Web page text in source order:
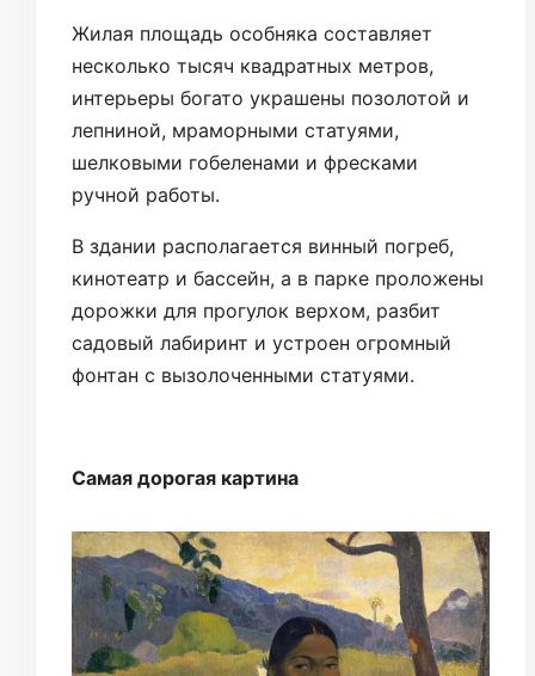
Жилая площадь особняка составляет
несколько тысяч квадратных метров,
интерьеры богато украшены позолотой и
лепниной, мраморными статуями,
шелковыми гобеленами и фресками
ручной работы.
В здании располагается винный погреб,
кинотеатр и бассейн, а в парке проложены
дорожки для прогулок верхом, разбит
садовый лабиринт и устроен огромный
фонтан с вызолоченными статуями.
Самая дорогая картина